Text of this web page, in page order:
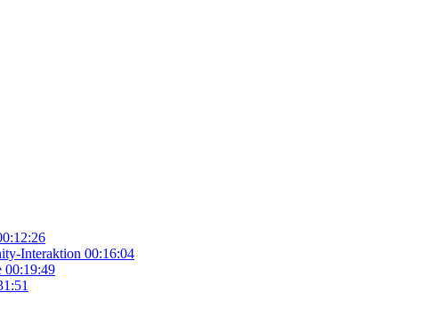
Interaktion 00:16:04
00:19:49